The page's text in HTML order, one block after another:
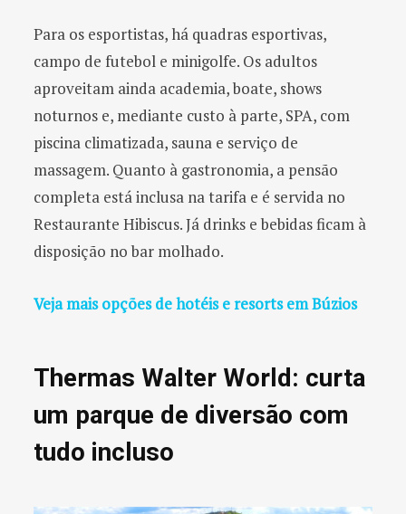
Para os esportistas, há quadras esportivas,
campo de futebol e minigolfe. Os adultos
aproveitam ainda academia, boate, shows
noturnos e, mediante custo à parte, SPA, com
piscina climatizada, sauna e serviço de
massagem. Quanto à gastronomia, a pensão
completa está inclusa na tarifa e é servida no
Restaurante Hibiscus. Já drinks e bebidas ficam à
disposição no bar molhado.
Veja mais opções de hotéis e resorts em Búzios
Thermas Walter World: curta
um parque de diversão com
tudo incluso